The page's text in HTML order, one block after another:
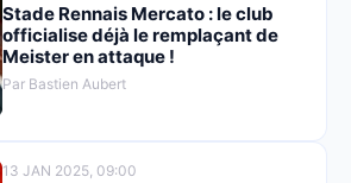
Stade Rennais Mercato : le club
officialise déjà le remplaçant de
Meister en attaque !
Par Bastien Aubert
13 JAN 2025, 09:00